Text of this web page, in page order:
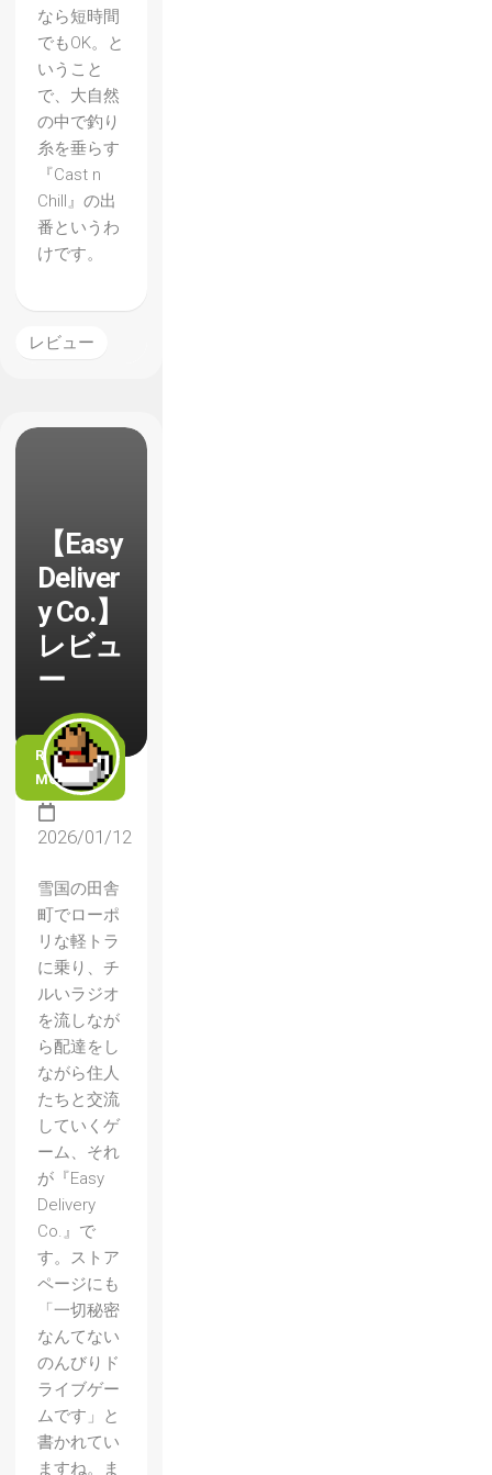
なら短時間
でもOK。と
いうこと
で、大自然
の中で釣り
糸を垂らす
『Cast n
Chill』の出
番というわ
けです。
レビュー
【Easy
Deliver
y Co.】
レビュ
ー
READ
MORE
2026/01/12
雪国の田舎
町でローポ
リな軽トラ
に乗り、チ
ルいラジオ
を流しなが
ら配達をし
ながら住人
たちと交流
していくゲ
ーム、それ
が『Easy
Delivery
Co.』で
す。ストア
ページにも
「一切秘密
なんてない
のんびりド
ライブゲー
ムです」と
書かれてい
ますね。ま